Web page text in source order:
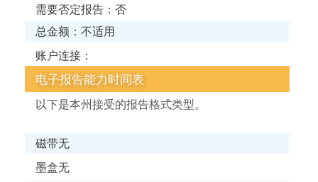
需要否定报告：否
总金额：不适用
账户连接：
电子报告能力时间表
以下是本州接受的报告格式类型。
磁带无
墨盒无